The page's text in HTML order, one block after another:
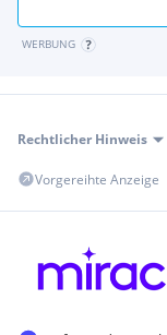
WERBUNG
Rechtlicher Hinweis
Vorgereihte Anzeige